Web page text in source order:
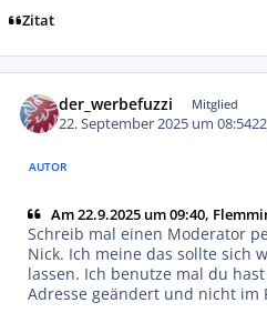
Zitat
der_werbefuzzi Mitglied
22. September 2025 um 08:54
AUTOR
Am 22.9.2025 um 09:40,
Schreib mal einen Moderator
Nick. Ich meine das sollte sich
lassen. Ich benutze mal du
Adresse geändert und nicht im